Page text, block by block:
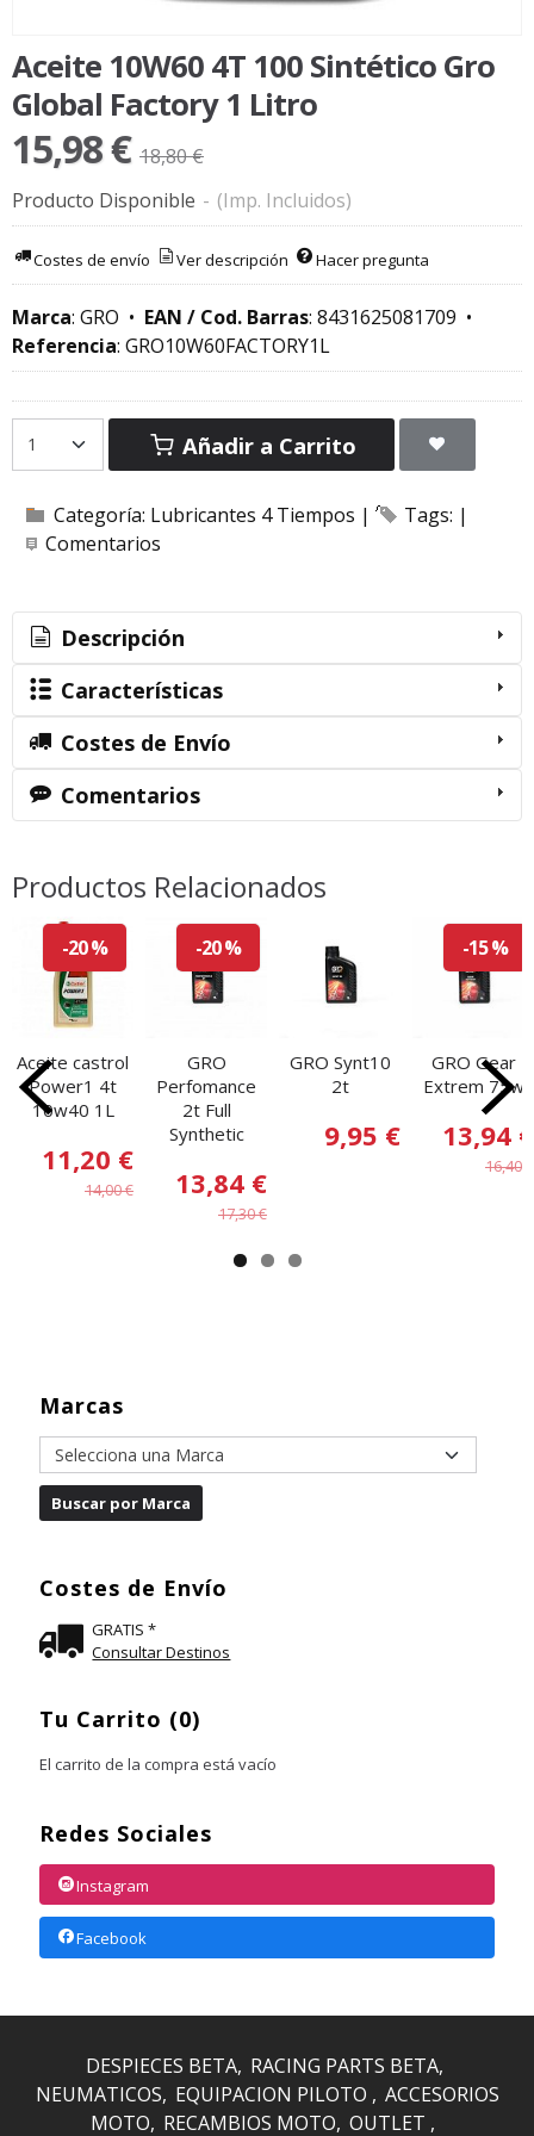
Marcas
Costes de Envío
GRATIS *
Consultar Destinos
Tu Carrito (0)
El carrito de la compra está vacío
Redes Sociales
Instagram
Facebook
Aceite 10W60 4T 100 Sintético Gro
Global Factory 1 Litro
15,98 € 18,80 €
Producto Disponible - (Imp. Incluidos)
Costes de envío Ver descripción Hacer pregunta
Marca: GRO • EAN / Cod. Barras: 8431625081709 •
Referencia: GRO10W60FACTORY1L
Añadir a Carrito
Categoría: Lubricantes 4 Tiempos | Tags: |
Comentarios
Descripción
Características
Costes de Envío
Comentarios
Productos Relacionados
-20 %
Aceite castrol
Power1 4t
10w40 1L
11,20 €
14,00 €
-20 %
GRO
Perfomance
2t Full
Synthetic
13,84 €
17,30 €
GRO Synt10
2t
9,95 €
-15 %
GRO Gear
Extrem 75w
13,94 €
16,40 €
DESPIECES BETA RACING PARTS BETA
NEUMATICOS EQUIPACION PILOTO
ACCESORIOS
MOTO RECAMBIOS MOTO OUTLET